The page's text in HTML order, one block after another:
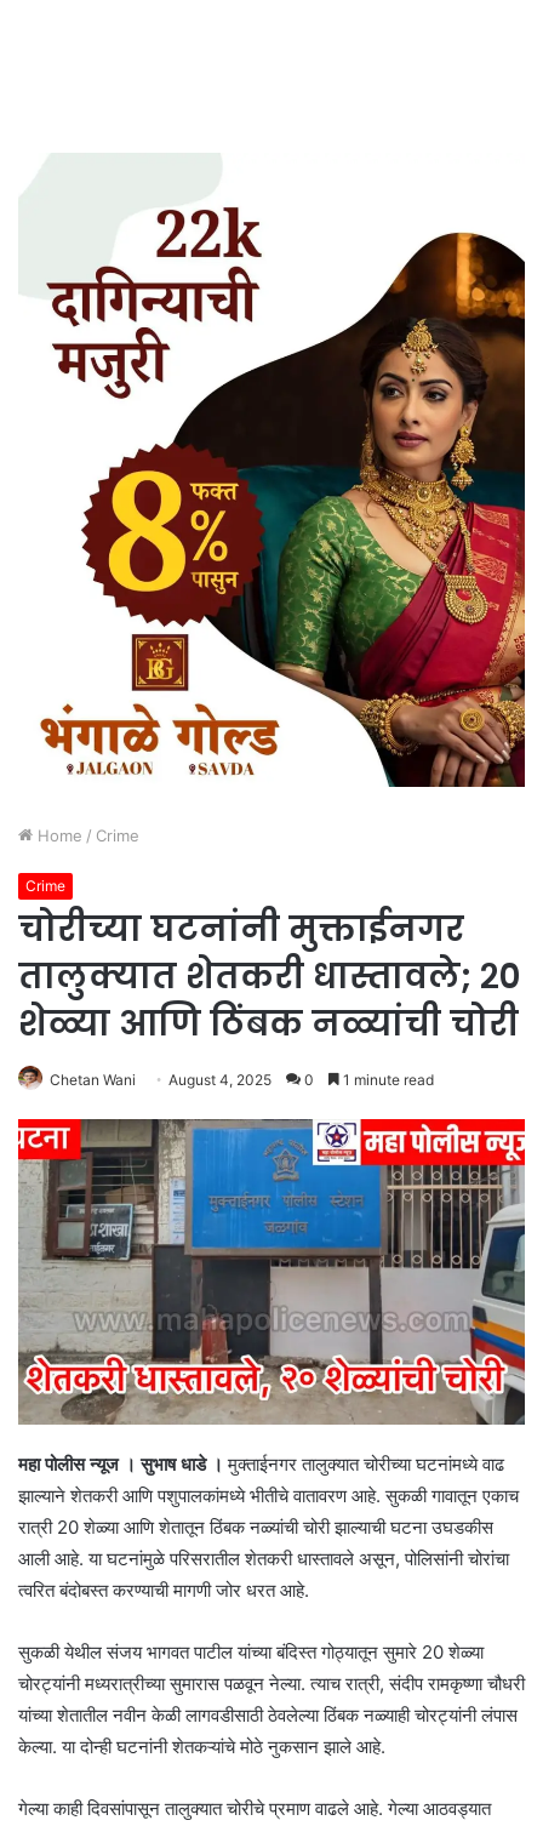
Home / Crime
Crime
चोरीच्या घटनांनी मुक्ताईनगर
तालुक्यात शेतकरी धास्तावले; २०
शेळ्या आणि ठिंबक नळ्यांची चोरी
Chetan Wani August 4, 2025 0 1 minute read
महा पोलीस न्यूज । सुभाष धाडे । मुक्ताईनगर तालुक्यात चोरीच्या घटनांमध्ये वाढ
झाल्याने शेतकरी आणि पशुपालकांमध्ये भीतीचे वातावरण आहे. सुकळी गावातून एकाच
रात्री 20 शेळ्या आणि शेतातून ठिंबक नळ्यांची चोरी झाल्याची घटना उघडकीस
आली आहे. या घटनांमुळे परिसरातील शेतकरी धास्तावले असून, पोलिसांनी चोरांचा
त्वरित बंदोबस्त करण्याची मागणी जोर धरत आहे.
सुकळी येथील संजय भागवत पाटील यांच्या बंदिस्त गोठ्यातून सुमारे 20 शेळ्या
चोरट्यांनी मध्यरात्रीच्या सुमारास पळवून नेल्या. त्याच रात्री, संदीप रामकृष्णा चौधरी
यांच्या शेतातील नवीन केळी लागवडीसाठी ठेवलेल्या ठिंबक नळ्याही चोरट्यांनी लंपास
केल्या. या दोन्ही घटनांनी शेतकऱ्यांचे मोठे नुकसान झाले आहे.
गेल्या काही दिवसांपासून तालुक्यात चोरीचे प्रमाण वाढले आहे. गेल्या आठवड्यात